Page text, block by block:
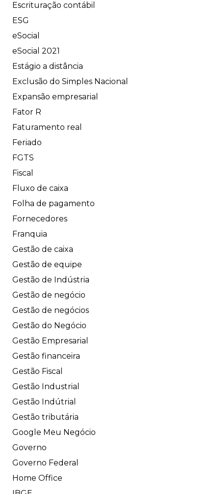
Escrituração contábil
ESG
eSocial
eSocial 2021
Estágio a distância
Exclusão do Simples Nacional
Expansão empresarial
Fator R
Faturamento real
Feriado
FGTS
Fiscal
Fluxo de caixa
Folha de pagamento
Fornecedores
Franquia
Gestão de caixa
Gestão de equipe
Gestão de Indústria
Gestão de negócio
Gestão de negócios
Gestão do Negócio
Gestão Empresarial
Gestão financeira
Gestão Fiscal
Gestão Industrial
Gestão Indútrial
Gestão tributária
Google Meu Negócio
Governo
Governo Federal
Home Office